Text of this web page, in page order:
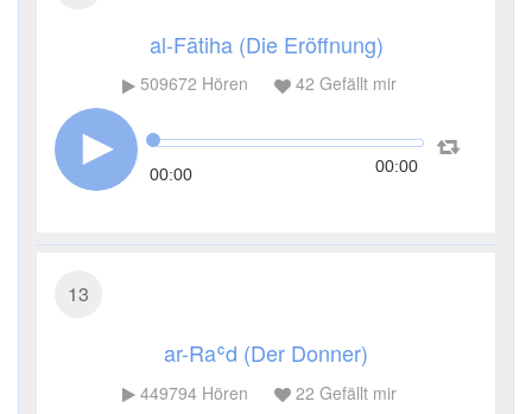
al-Fātiha (Die Eröffnung)
509672 Hören 42 Gefällt mir
00:00 00:00
13
ar-Raʿd (Der Donner)
449794Hören 22 Gefällt mir